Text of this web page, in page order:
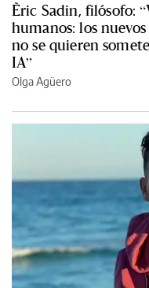
Èric Sadin, filósofo:
humanos: los
no se quieren
IA”
Olga Agüero